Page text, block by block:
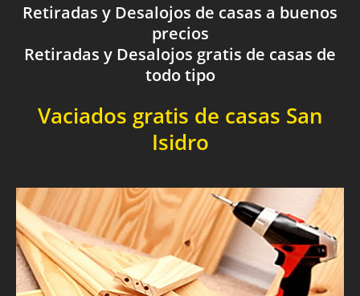
Retiradas y Desalojos de casas a buenos
precios
Retiradas y Desalojos gratis de casas de
todo tipo
Vaciados gratis de casas San
Isidro